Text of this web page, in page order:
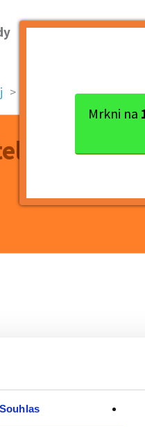
Souhlas
Mrkni na
okres Louny Žatec
novin v